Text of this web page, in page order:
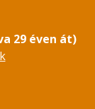
29 éven át)